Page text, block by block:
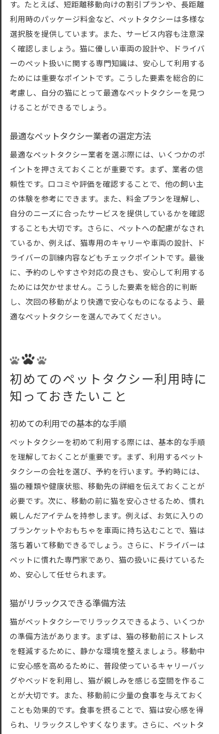
す。たとえば、短距離移動向けの割引プランや、長距離
利用時のパッケージ料金など、ペットタクシーは多様な
選択肢を提供しています。また、サービス内容も注意深
く確認しましょう。猫に優しい車両の設計や、ドライバ
ーのペット扱いに関する専門知識は、安心して利用する
ためには重要なポイントです。こうした要素を総合的に
考慮し、自分の猫にとって最適なペットタクシーを見つ
けることができるでしょう。
最適なペットタクシー業者の選定方法
最適なペットタクシー業者を選ぶ際には、いくつかのポ
イントを押さえておくことが重要です。まず、業者の信
頼性です。口コミや評価を確認することで、他の飼い主
の体験を参考にできます。また、料金プランを理解し、
自分のニーズに合ったサービスを提供しているかを確認
することも大切です。さらに、ペットへの配慮がなされ
ているか、例えば、猫専用のキャリーや車両の設計、ド
ライバーの訓練内容などもチェックポイントです。最後
に、予約のしやすさや対応の良さも、安心して利用する
ためには欠かせません。こうした要素を総合的に判断
し、次回の移動がより快適で安心なものになるよう、最
適なペットタクシーを選んでみてください。
初めてのペットタクシー利用時に
知っておきたいこと
初めての利用での基本的な手順
ペットタクシーを初めて利用する際には、基本的な手順
を理解しておくことが重要です。まず、利用するペット
タクシーの会社を選び、予約を行います。予約時には、
猫の種類や健康状態、移動先の詳細を伝えておくことが
必要です。次に、移動の前に猫を安心させるため、慣れ
親しんだアイテムを持参します。例えば、お気に入りの
ブランケットやおもちゃを車両に持ち込むことで、猫は
落ち着いて移動できるでしょう。さらに、ドライバーは
ペットに慣れた専門家であり、猫の扱いに長けているた
め、安心して任せられます。
猫がリラックスできる準備方法
猫がペットタクシーでリラックスできるよう、いくつか
の準備方法があります。まずは、猫の移動前にストレス
を軽減するために、静かな環境を整えましょう。移動中
に安心感を高めるために、普段使っているキャリーバッ
グやベッドを利用し、猫が親しみを感じる空間を作るこ
とが大切です。また、移動前に少量の食事を与えておく
ことも効果的です。食事を摂ることで、猫は安心感を得
られ、リラックスしやすくなります。さらに、ペットタ